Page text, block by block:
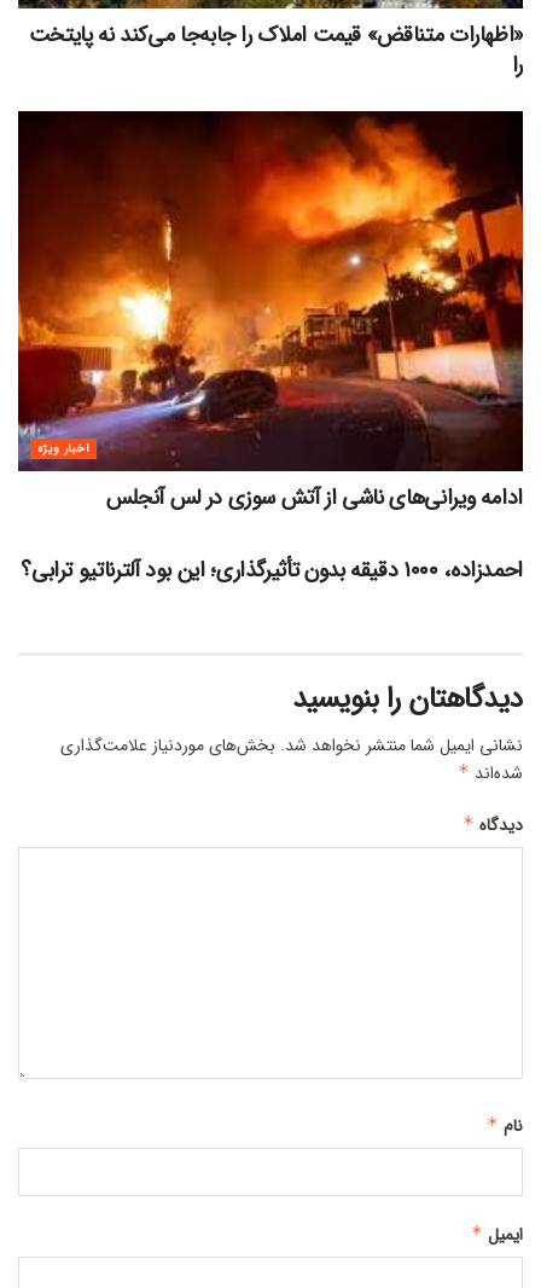
«اظهارات متناقض» قیمت‌ املاک را جابه‌جا می‌کند نه پایتخت
را
اخبار ویژه
ادامه ویرانی‌های ناشی از آتش سوزی در لس آنجلس
احمدزاده،‌ ۱۰۰۰ دقیقه بدون تأثیرگذاری؛ این بود آلترناتیو ترابی؟
دیدگاهتان را بنویسید
نشانی ایمیل شما منتشر نخواهد شد. بخش‌های موردنیاز علامت‌گذاری
شده‌اند *
دیدگاه *
نام *
ایمیل *